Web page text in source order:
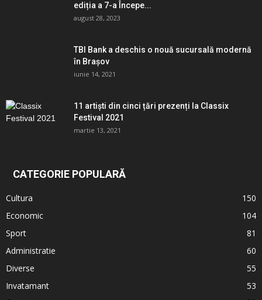
ediția a 7-a Începe...
august 28, 2023
TBI Bank a deschis o nouă sucursală modernă
în Brașov
iunie 14, 2021
11 artiști din cinci țări prezenți la Classix
Festival 2021
martie 13, 2021
CATEGORIE POPULARĂ
Cultura
150
Economic
104
Sport
81
Administratie
60
Diverse
55
Invatamant
53